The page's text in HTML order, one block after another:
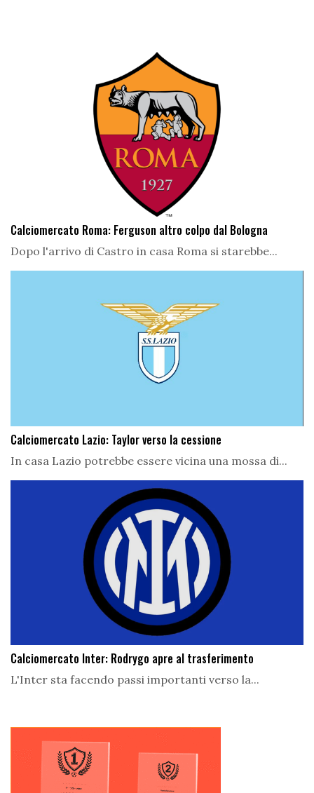
Calciomercato Roma: Ferguson altro colpo dal Bologna
Dopo l'arrivo di Castro in casa Roma si starebbe...
Calciomercato Lazio: Taylor verso la cessione
In casa Lazio potrebbe essere vicina una mossa di...
Calciomercato Inter: Rodrygo apre al trasferimento
L'Inter sta facendo passi importanti verso la...